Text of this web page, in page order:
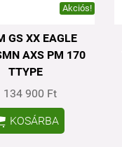
Akciós!
GS XX EAGLE
AXS PM 170
TTYPE
134 900 Ft
KOSÁRBA